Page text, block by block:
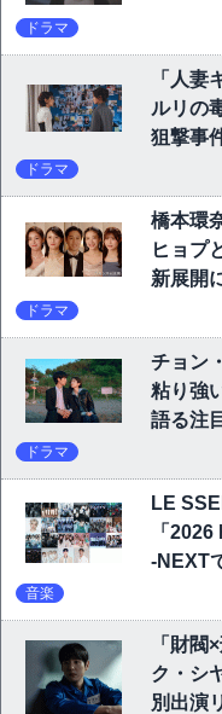
ドラマ
「人妻
ルリの
狙撃事
ドラマ
橋本環
ヒョプ
新展開
ドラマ
チョン
粘り強
語る注
ドラマ
LE
「
-NEXT
音楽
「財閥
ク・シ
別出演